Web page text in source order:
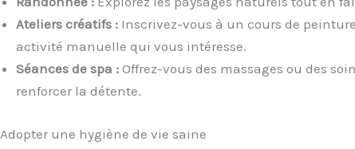
Ateliers créatifs :Inscrivez-vous à un cours de
activité manuelle qui vous intéresse.
Séances de spa :Offrez-vous des massages ou des
renforcer la détente.
Adopter une hygiène de vie saine